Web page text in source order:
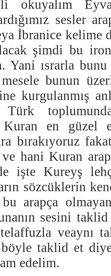
okuyalım
sesler
İbranice kelime
şimdi bu
Yani ısrarla
bunun
kurgulanmış
Kuran en güzel
bırakıyoruz
hani Kuran
işte Kureyş
sözcüklerin
arapça
sesini
veaynı
böyle taklid et
edelim.